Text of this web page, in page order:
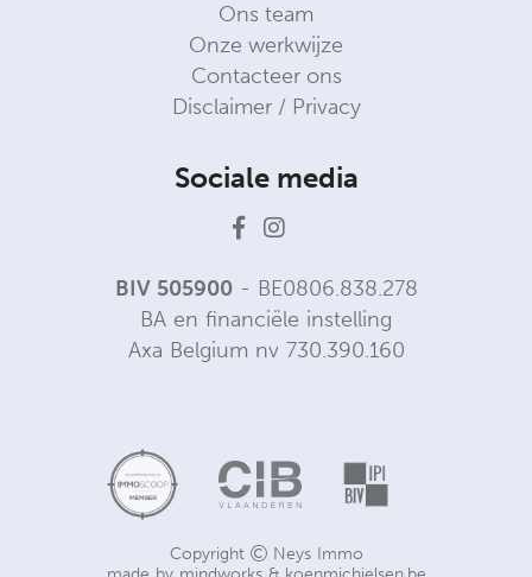
Ons team
Onze werkwijze
Contacteer ons
Disclaimer / Privacy
Sociale media
BIV 505900- BE0806.838.278
BA en financiële instelling
Axa Belgium nv 730.390.160
Copyright
Neys Immo